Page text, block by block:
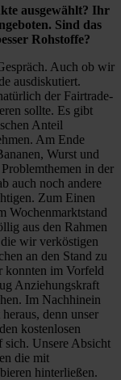
ausgewählt? Ihr
Sind das
Rohstoffe?
Auch ob wir
ausdiskutiert.
der Fairtrade-
sollte. Es gibt
Anteil
Am Ende
Wurst und
in der
auch noch andere
Zum Einen
Wochenmarktstand
aus den Rahmen
wir verköstigen
an den Stand zu
konnten im Vorfeld
Anziehungskraft
Im Nachhinein
denn unser
kostenlosen
sich. Unsere Absicht
die mit
hinterließen.